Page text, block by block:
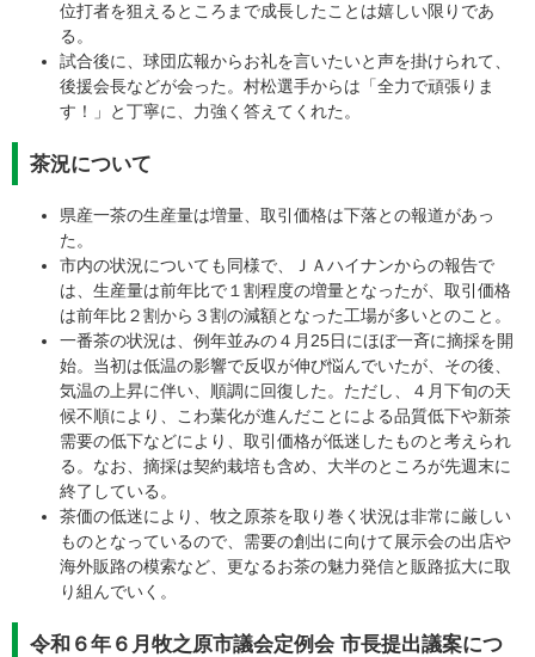
位打者を狙えるところまで成長したことは嬉しい限りであ
る。
​試合後に、球団広報からお礼を言いたいと声を掛けられて、
後援会長などが会った。村松選手からは「全力で頑張りま
す！」と丁寧に、力強く答えてくれた。
茶況について​​​
県産一茶の生産量は増量、取引価格は下落との報道があっ
た。
市内の状況についても同様で、ＪＡハイナンからの報告で
は、生産量は前年比で１割程度の増量となったが、取引価格
は前年比２割から３割の減額となった工場が多いとのこと。
一番茶の状況は、例年並みの４月25日にほぼ一斉に摘採を開
始。当初は低温の影響で反収が伸び悩んでいたが、その後、
気温の上昇に伴い、順調に回復した。ただし、４月下旬の天
候不順により、こわ葉化が進んだことによる品質低下や新茶
需要の低下などにより、取引価格が低迷したものと考えられ
る。なお、摘採は契約栽培も含め、大半のところが先週末に
終了している。
​茶価の低迷により、牧之原茶を取り巻く状況は非常に厳しい
ものとなっているので、需要の創出に向けて展示会の出店や
海外販路の模索など、更なるお茶の魅力発信と販路拡大に取
り組んでいく。
令和６年６月牧之原市議会定例会 市長提出議案につ